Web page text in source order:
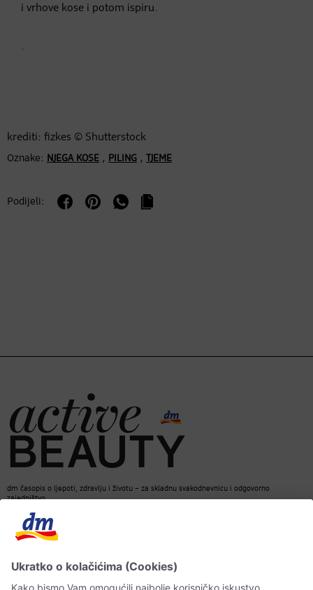
i vrhove kose i potom ispiru.
.
krediti: fizkes © Shutterstock
Oznake: NJEGA KOSE , PILING , TJEME
Podijeli:
dm časopis o ljepoti, zdravlju i životu – za skladnu svakodnevnicu i odgovorno
zajedništvo.